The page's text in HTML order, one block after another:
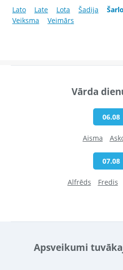
Lato Late Lota Šadija
Veiksma
Veimārs
Vārda
06.08
Aisma
07.08
Alfrēds Fredis
Apsveikumi